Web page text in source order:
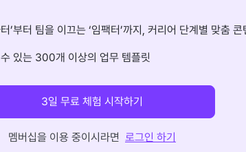
’부터 팀을 이끄는 ‘임팩터’까지, 커리어 단계별 맞춤 콘
있는 300개 이상의 업무 템플릿
3일 무료 체험 시작하기
멤버십을 이용 중이시라면 로그인 하기